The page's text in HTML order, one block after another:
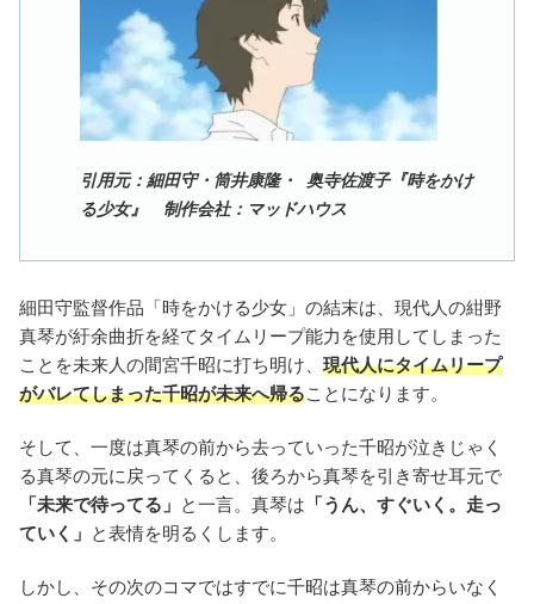
引用元：細田守・筒井康隆・ 奥寺佐渡子『時をかけ
る少女』 制作会社：マッドハウス
細田守監督作品「時をかける少女」の結末は、現代人の紺野
真琴が紆余曲折を経てタイムリープ能力を使用してしまった
ことを未来人の間宮千昭に打ち明け、 現代人にタイムリープ
がバレてしまった千昭が未来へ帰ることになります。
そして、一度は真琴の前から去っていった千昭が泣きじゃく
る真琴の元に戻ってくると、後ろから真琴を引き寄せ耳元で
「未来で待ってる」 と一言。真琴は 「うん、すぐいく。走っ
ていく」 と表情を明るくします。
しかし、その次のコマではすでに千昭は真琴の前からいなく